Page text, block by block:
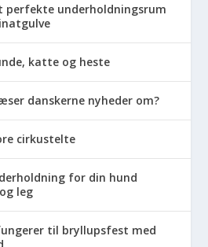
perfekte underholdningsrum
katte og heste
danskerne nyheder om?
cirkustelte
for din hund
leg
til bryllupsfest med